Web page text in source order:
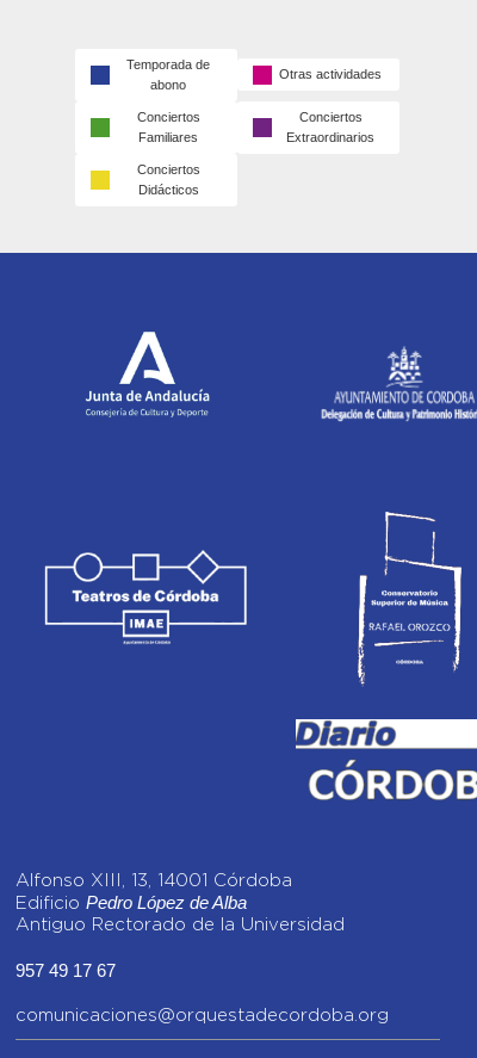
Temporada de
abono
Otras actividades
Conciertos
Familiares
Conciertos
Extraordinarios
Conciertos
Didácticos
Alfonso XIII, 13, 14001 Córdoba
EdificioPedro López de Alba
Antiguo Rectorado de la Universidad
957 49 17 67
comunicaciones@orquestadecordoba.org